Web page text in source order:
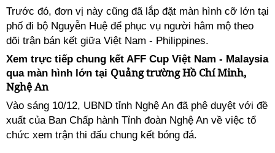
Trước đó, đơn vị này cũng đã lắp đặt màn hình cỡ lớn tại
phố đi bộ Nguyễn Huệ để phục vụ người hâm mộ theo
dõi trận bán kết giữa Việt Nam - Philippines.
Xem trực tiếp chung kết AFF Cup Việt Nam - Malaysia
qua màn hình lớn tại Quảng trường Hồ Chí Minh,
Nghệ An
Vào sáng 10/12, UBND tỉnh Nghệ An đã phê duyệt với đề
xuất của Ban Chấp hành Tỉnh đoàn Nghệ An về việc tổ
chức xem trận thi đấu chung kết bóng đá.